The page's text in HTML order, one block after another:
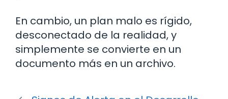
En cambio, un plan malo es rígido,
desconectado de la realidad, y
simplemente se convierte en un
documento más en un archivo.